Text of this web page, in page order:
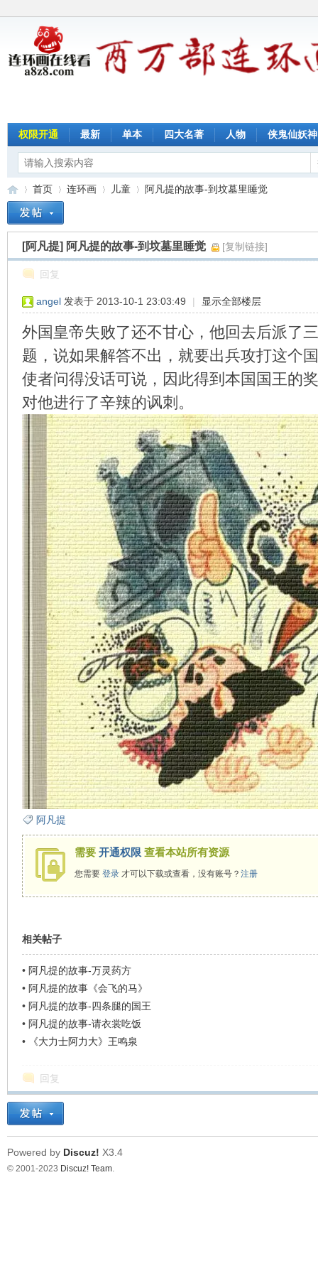
权限开通 最新 单本 四大名著 人物 侠鬼仙妖神
»
首页
›
连环画
›
儿童
›
阿凡提的故事-到坟墓里睡觉
[阿凡提] 阿凡提的故事-到坟墓里睡觉 [复制链接]
回复
angel 发表于 2013-10-1 23:03:49 | 显示全部楼层
外国皇帝失败了还不甘心，他回去后派了
题，说如果解答不出，就要出兵攻打这个
使者问得没话可说，因此得到本国国王的
对他进行了辛辣的讽刺。
阿凡提
需要 开通权限 查看本站所有资源
您需要 登录才可以下载或查看，没有账号？ 注册
相关帖子
• 阿凡提的故事-万灵药方
• 阿凡提的故事《会飞的马》
• 阿凡提的故事-四条腿的国王
• 阿凡提的故事-请衣裳吃饭
•
《大力士阿力大》王鸣泉
回复
Powered by Discuz! X3.4
© 2001-2023 Discuz! Team.